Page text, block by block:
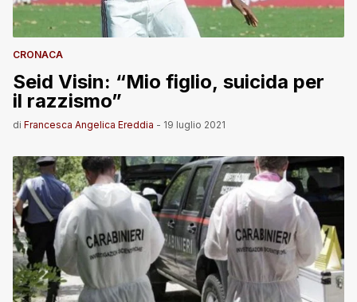
CRONACA
Seid Visin: “Mio figlio, suicida per
il razzismo”
di Francesca Angelica Ereddia - 19 luglio 2021